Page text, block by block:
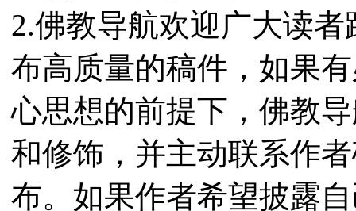
2.佛教导航欢迎广大读
布高质量的稿件，如果
心思想的前提下，佛教
和修饰，并主动联系作
布。如果作者希望披露